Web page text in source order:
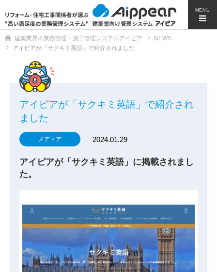
MENU
建築業界の業務管理・施工管理システムアイピア
NEWS
アイピアが「サクキミ英語」で紹介されました
アイピアが「サクキミ英語」で紹介され
ました
メディア 2024.01.29
アイピアが「サクキミ英語」に掲載されまし
た。